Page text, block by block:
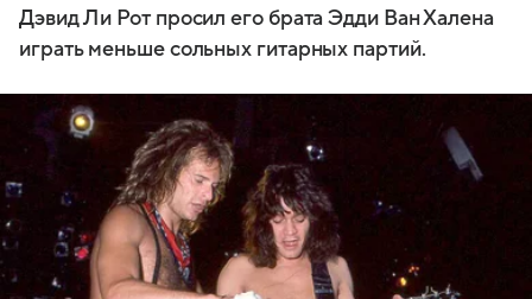
Дэвид Ли Рот просил его брата Эдди Ван Халена
играть меньше сольных гитарных партий.